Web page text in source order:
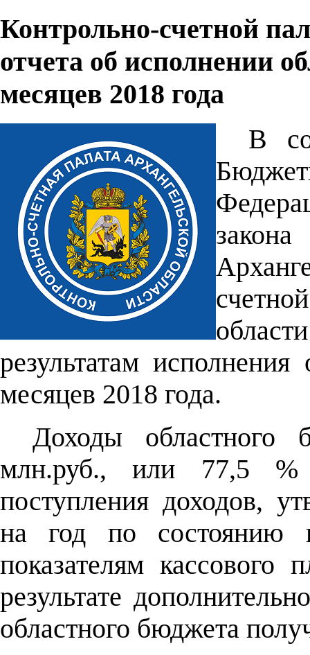
Контрольно-счетной
отчета об исполнении
месяцев 2018 года
В
результатам
месяцев 2018 года.
Доходы областного
млн.руб., или 77,5 %
поступления доходов,
на год по
показателям
результате
областного бюджета